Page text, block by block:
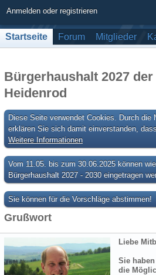
Anmelden oder registrieren
Startseite Forum Mitglieder
Bürgerhaushalt 2027
Heidenrod
Diese Seite verwendet Cookies. Durch die
erklären Sie sich damit einverstanden,
Weitere Informationen
Vom 11.05. bis zum 30.06.2025 können
Bürgerhaushalt 2027 - 2030 eingetragen
Sie können für die Vorschläge abstimmen!
Grußwort
Liebe
Sie
die